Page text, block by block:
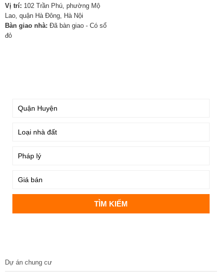
Vị trí: 102 Trần Phú, phường Mộ
Lao, quận Hà Đông, Hà Nội
Bàn giao nhà: Đã bàn giao - Có sổ
đỏ
Dự án chung cư